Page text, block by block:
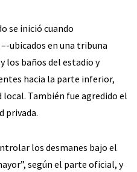
se inició cuando
ubicados en una tribuna
los baños del estadio y
hacia la parte inferior,
También fue agredido el
privada.
los desmanes bajo el
según el parte oficial, y